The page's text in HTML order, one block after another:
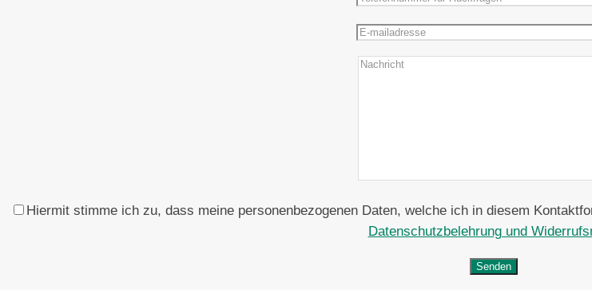
Hiermit stimme ich zu, dass meine personenbezogenen Daten, welche ich in diesem
Datenschutzbelehrung und